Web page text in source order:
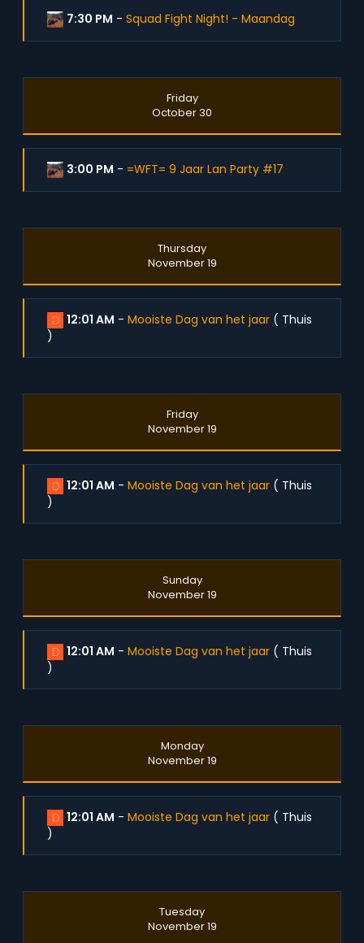
7:30 PM - Squad Fight Night! - Maandag
Friday
October 30
3:00 PM - =WFT= 9 Jaar Lan Party #17
Thursday
November 19
D 12:01 AM - Mooiste Dag van het jaar ( Thuis
)
Friday
November 19
D 12:01 AM - Mooiste Dag van het jaar ( Thuis
)
Sunday
November 19
D 12:01 AM - Mooiste Dag van het jaar ( Thuis
)
Monday
November 19
D 12:01 AM - Mooiste Dag van het jaar ( Thuis
)
Tuesday
November 19